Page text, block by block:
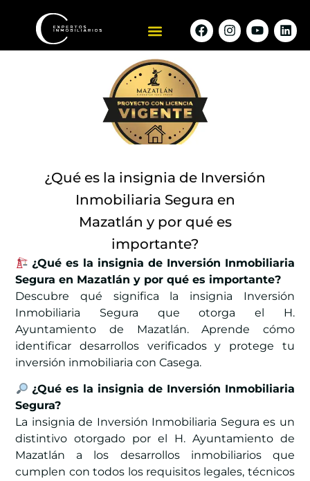
¿Qué es la insignia de Inversión
Inmobiliaria Segura en
Mazatlán y por qué es
importante?
¿Qué es la insignia de Inversión Inmobiliaria
Segura en Mazatlán y por qué es importante?
Descubre qué significa la insignia Inversión
Inmobiliaria Segura que otorga el H.
Ayuntamiento de Mazatlán. Aprende cómo
identificar desarrollos verificados y protege tu
inversión inmobiliaria con Casega.
¿Qué es la insignia de Inversión Inmobiliaria
Segura?
La insignia de Inversión Inmobiliaria Segura es un
distintivo otorgado por el H. Ayuntamiento de
Mazatlán a los desarrollos inmobiliarios que
cumplen con todos los requisitos legales, técnicos